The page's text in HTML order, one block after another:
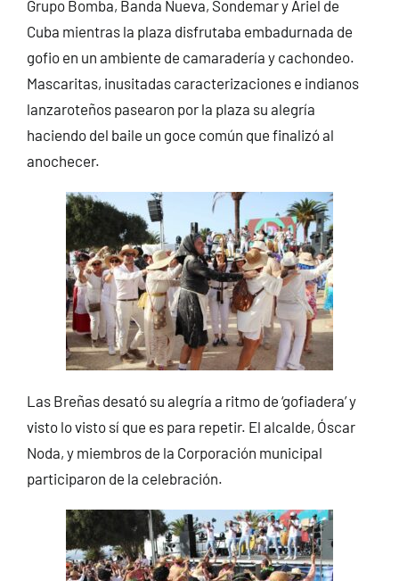
Grupo Bomba, Banda Nueva, Sondemar y Ariel de
Cuba mientras la plaza disfrutaba embadurnada de
gofio en un ambiente de camaradería y cachondeo.
Mascaritas, inusitadas caracterizaciones e indianos
lanzaroteños pasearon por la plaza su alegría
haciendo del baile un goce común que finalizó al
anochecer.
Las Breñas desató su alegría a ritmo de ‘gofiadera’ y
visto lo visto sí que es para repetir. El alcalde, Óscar
Noda, y miembros de la Corporación municipal
participaron de la celebración.